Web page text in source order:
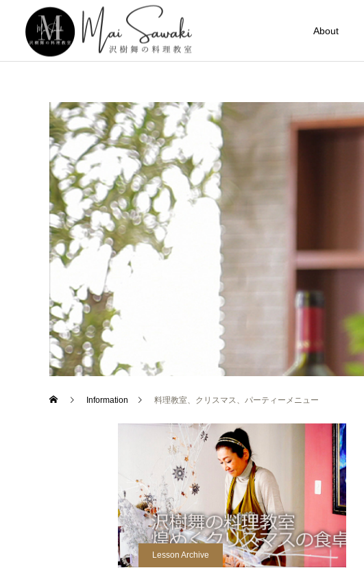
About
Information 料理教室、クリスマス、パーティーメニュー
Lesson Archive